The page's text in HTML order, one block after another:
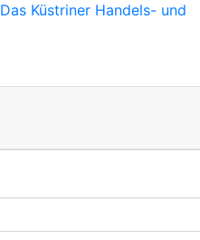
Das Küstriner Handels- und